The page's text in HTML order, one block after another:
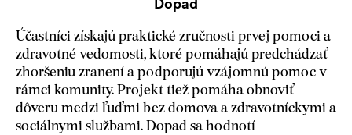
Účastníci získajú praktické zručnosti prvej pomoci a
zdravotné vedomosti, ktoré pomáhajú predchádzať
zhoršeniu zranení a podporujú vzájomnú pomoc v
rámci komunity. Projekt tiež pomáha obnoviť
dôveru medzi ľuďmi bez domova a zdravotníckymi a
sociálnymi službami. Dopad sa hodnotí